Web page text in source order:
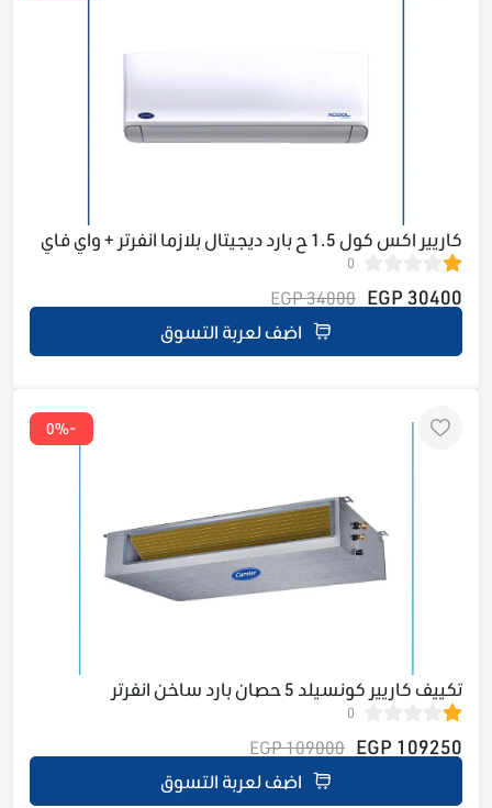
كاريير اكس كول 1.5 ح بارد ديجيتال بلازما انفرتر + واي فاي
53KHEFT12DN8-708F
0
30400 EGP
34000 EGP
اضف لعربة التسوق
-0%
تكييف كاريير كونسيلد 5 حصان بارد ساخن انفرتر
53QDMA6T36DN-728
0
109250 EGP
109000 EGP
اضف لعربة التسوق